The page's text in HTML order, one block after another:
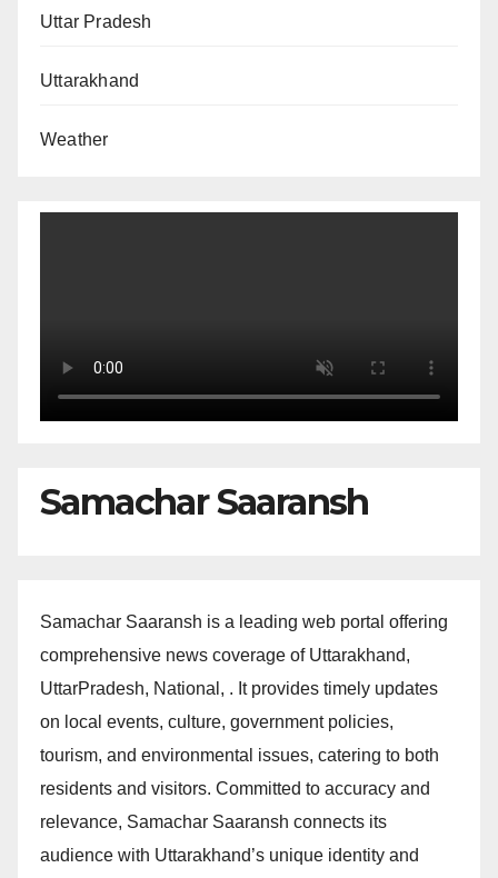
Uttar Pradesh
Uttarakhand
Weather
Samachar Saaransh
Samachar Saaransh is a leading web portal offering
comprehensive news coverage of Uttarakhand,
UttarPradesh, National, . It provides timely updates
on local events, culture, government policies,
tourism, and environmental issues, catering to both
residents and visitors. Committed to accuracy and
relevance, Samachar Saaransh connects its
audience with Uttarakhand’s unique identity and